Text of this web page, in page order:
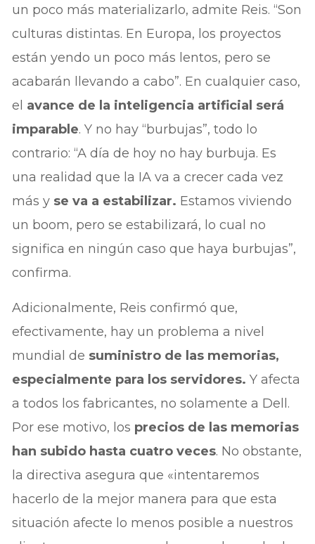
un poco más materializarlo, admite Reis. “Son
culturas distintas. En Europa, los proyectos
están yendo un poco más lentos, pero se
acabarán llevando a cabo”. En cualquier caso,
el avance de la inteligencia artificial será
imparable. Y no hay “burbujas”, todo lo
contrario: “A día de hoy no hay burbuja. Es
una realidad que la IA va a crecer cada vez
más y se va a estabilizar. Estamos viviendo
un boom, pero se estabilizará, lo cual no
significa en ningún caso que haya burbujas”,
confirma.
Adicionalmente, Reis confirmó que,
efectivamente, hay un problema a nivel
mundial de suministro de las memorias,
especialmente para los servidores. Y afecta
a todos los fabricantes, no solamente a Dell.
Por ese motivo, los precios de las memorias
han subido hasta cuatro veces. No obstante,
la directiva asegura que «intentaremos
hacerlo de la mejor manera para que esta
situación afecte lo menos posible a nuestros